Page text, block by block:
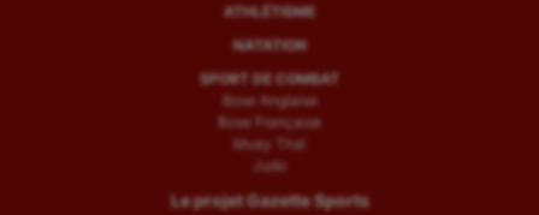
ATHLÉTISME
NATATION
SPORT DE COMBAT
Boxe Anglaise
Boxe Française
Muay Thaï
Judo
Le projet Gazette Sports